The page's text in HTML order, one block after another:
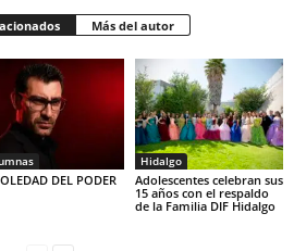
Más del autor
DEL PODER
Hidalgo
Adolescentes celebran sus
15 años con el respaldo
de la Familia DIF Hidalgo